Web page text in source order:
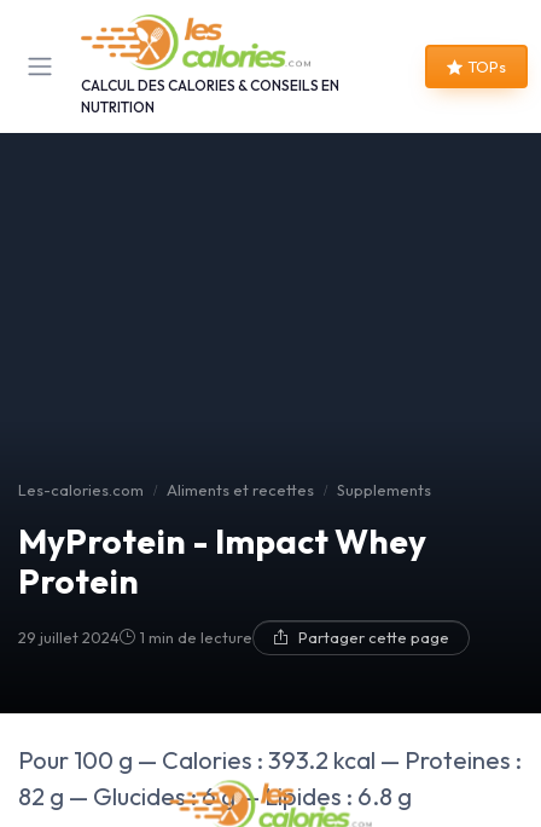
CALCUL DES CALORIES & CONSEILS EN
NUTRITION
TOPs
Les-calories.com Aliments et recettes Supplements
MyProtein - Impact Whey
Protein
29 juillet 2024 1 min de lecture Partager cette page
Pour 100 g — Calories : 393.2 kcal — Proteines :
82 g — Glucides : 6 g — Lipides : 6.8 g
Panneau de gestion des cookies